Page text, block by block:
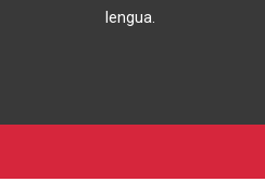
lengua.